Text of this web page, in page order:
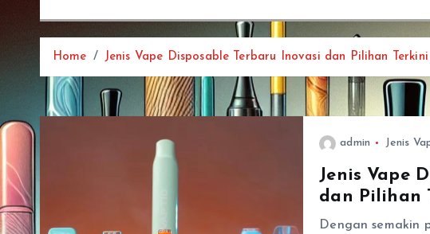
Home Jenis Vape Disposable Terbaru Inovasi dan Pilihan
admin Jenis
Jenis Vape
dan Pilihan
Dengan semakin